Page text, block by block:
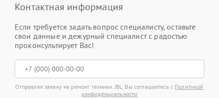
Контактная информация
Если требуется задать вопрос специалисту, оставьте
свои данные и дежурный специалист с радостью
проконсультирует Вас!
Отправляя заявку на ремонт техники JBL, Вы соглашаетесь с Политикой
конфиденциальности